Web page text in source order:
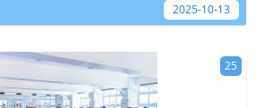
2025-10-13
25